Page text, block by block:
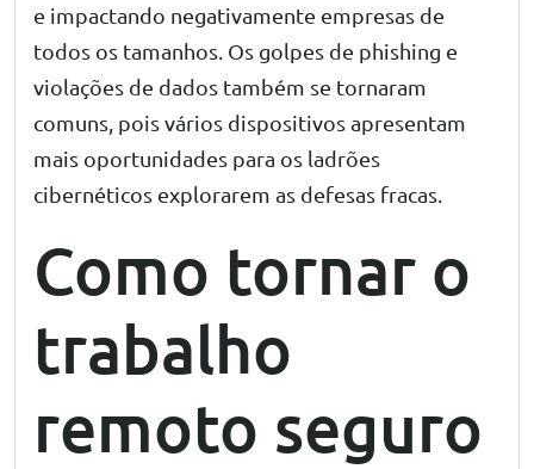
e impactando negativamente empresas de
todos os tamanhos. Os golpes de phishing e
violações de dados também se tornaram
comuns, pois vários dispositivos apresentam
mais oportunidades para os ladrões
cibernéticos explorarem as defesas fracas.
Como tornar o
trabalho
remoto seguro